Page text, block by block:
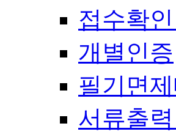
접수확
개별인증
필기면
서류출